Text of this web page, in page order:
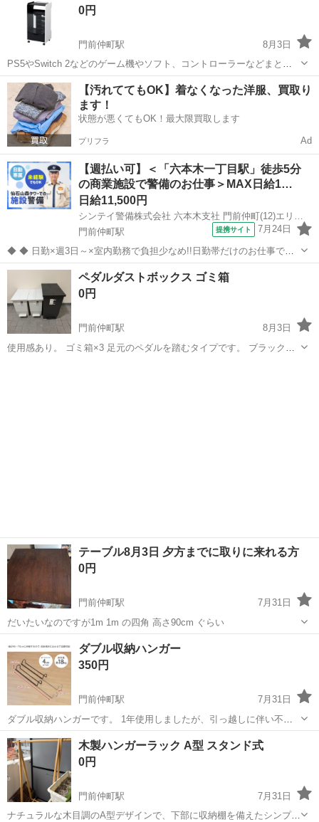
きます。机の上の ...
0円
門前仲町駅
8月3日
PS5やSwitch 2などのゲーム機やソフト、コントローラーなどまとめ
て収納できるゲーム機収納ラック。ホコリや紫外線から守るガラス扉
付き。可動棚板3枚、隠して収納できる引き出し、ヘッドホンの収納に
便利なフック2個付き。 レ...
東京 江東区 門前仲町駅 収納家具 ゲーム機
【汚れててもOK】着なくなった洋服、買取り
ます！
状態が悪くてもOK！最大限買取します
プリフラ Ad
【週払い可】＜「六本木一丁目駅」徒歩5分
の商業施設で警備のお仕事＞MAX日給1…
日給11,500円
門前仲町駅
提携サイト 7月24日
◆ ◆ 日勤×週3日～×室内勤務で負担少なめ!!日勤帯だけのお仕事で
す！ 4パターンのシフトがあるから ライフスタイルに合わせて働ける♪
休憩時間2.5～3hでゆっくり休めます◎ シフト自己申告制でプライベ
ートと両立バッ...
東京 江東区 門前仲町駅 警備員
ペダルダストボックス ゴミ箱
0円
門前仲町駅
8月3日
使用感あり。 ゴミ箱×3 足元のペダルを踏むタイプです。 ブラック
テーブル8月3日 夕方までに取りに来れる方
0円
門前仲町駅
7月31日
だいたいなのですが1m 1m の四角 高さ90cm ぐらい
門前仲町駅 テーブル
ダブル収納ハンガー
350円
門前仲町駅
7月31日
ダブル収納ハンガーです。 1年使用しましたが、引っ越しに伴い不要
になったのでお譲りします。
東京 江東区 門前仲町駅 収納家具 ダブル
木製ハンガーラック A型 スタンド式
0円
門前仲町駅
7月31日
ナチュラルな木目調のA型デザインで、下部に収納棚を備えたシンプル